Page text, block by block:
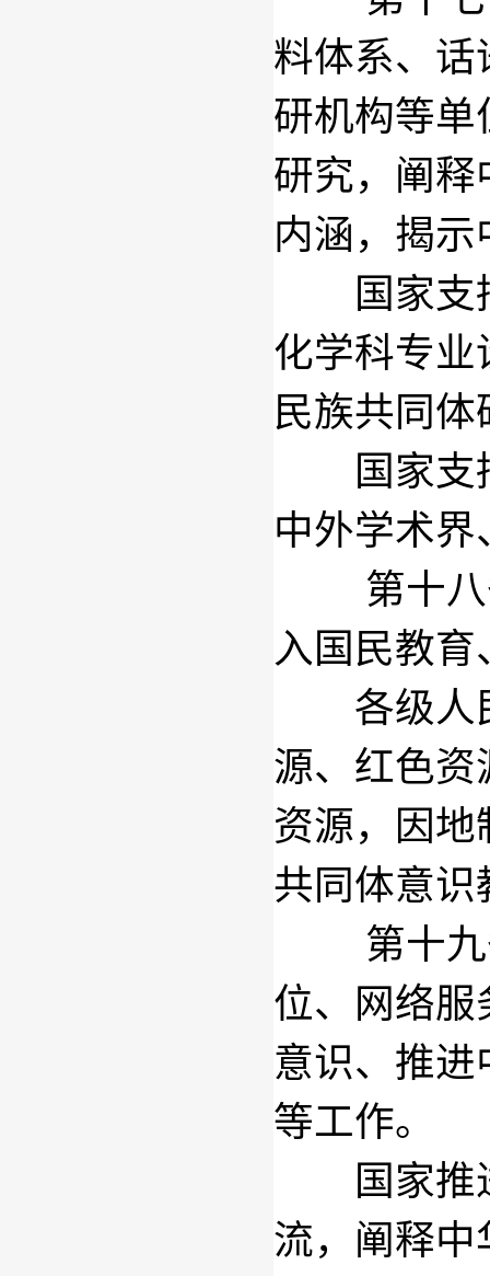
料体系、话
研机构等单
研究，阐释
内涵，揭
国家支持
化学科专业
民族共同
国家支持
中外学术
第十
入国民教
各级人民
源、红色资
资源，因
共同体意识
第十
位、网络服
意识、推
等工作。
国家推进
流，阐释中